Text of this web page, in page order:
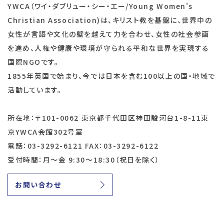
YWCA（ワイ・ダブリュー・シー・エー/Young Women's
Christian Association)は、キリスト教を基盤に、世界中の
女性が言語や文化の壁を越えて力を合わせ、女性の社会参画
を進め、人権や健康や環境が守られる平和な世界を実現する
国際NGOです。
1855年英国で始まり、今では日本を含む100以上の国・地域で
活動しています。
所在地：〒101-0062 東京都千代田区神田駿河台1-8-11東
京YWCA会館302号室
電話：03-3292-6121 FAX：03-3292-6122
受付時間：月～金 9:30～18:30（祝日を除く）
お問い合わせ